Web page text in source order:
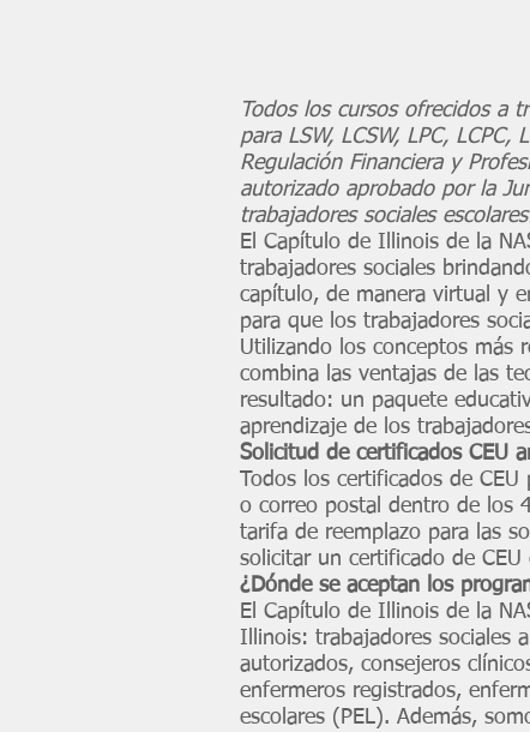
Todos los cursos ofrecidos a
para LSW, LCSW, LPC,
Regulación Financiera y
autorizado aprobado por la
trabajadores sociales
El Capítulo de Illinois de la
trabajadores sociales
capítulo, de manera virtual y
para que los trabajadores
Utilizando los conceptos más
combina las ventajas de las
resultado: un paquete
aprendizaje de los
Solicitud de certificados CEU
Todos los certificados de
o correo postal dentro de los
tarifa de reemplazo para las
solicitar un certificado de CEU
¿Dónde se aceptan los
El Capítulo de Illinois de la
Illinois: trabajadores sociales
autorizados, consejeros
enfermeros registrados,
escolares (PEL). Además,